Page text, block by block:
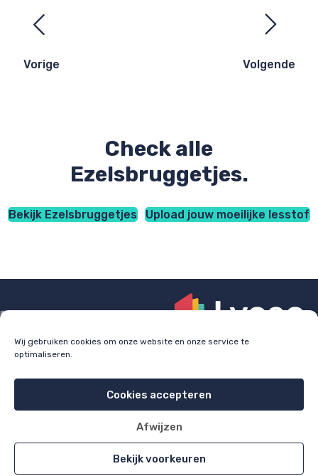
Wij gebruiken cookies om onze website en onze service te
optimaliseren.
Cookies accepteren
Afwijzen
Bekijk voorkeuren
Ezelsbruggetjes
navigatie
Vorige Volgende
Check alle
Ezelsbruggetjes.
Bekijk Ezelsbruggetjes Upload jouw moeilijke lesstof
examentraining.
All rights reserved 2026